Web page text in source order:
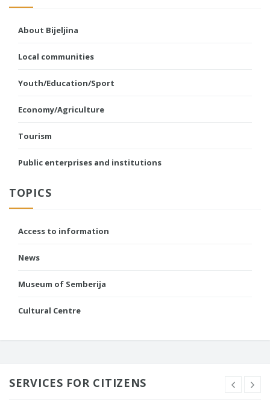
About Bijeljina
Local communities
Youth/Education/Sport
Economy/Agriculture
Tourism
Public enterprises and institutions
TOPICS
Access to information
News
Museum of Semberija
Cultural Centre
SERVICES FOR CITIZENS